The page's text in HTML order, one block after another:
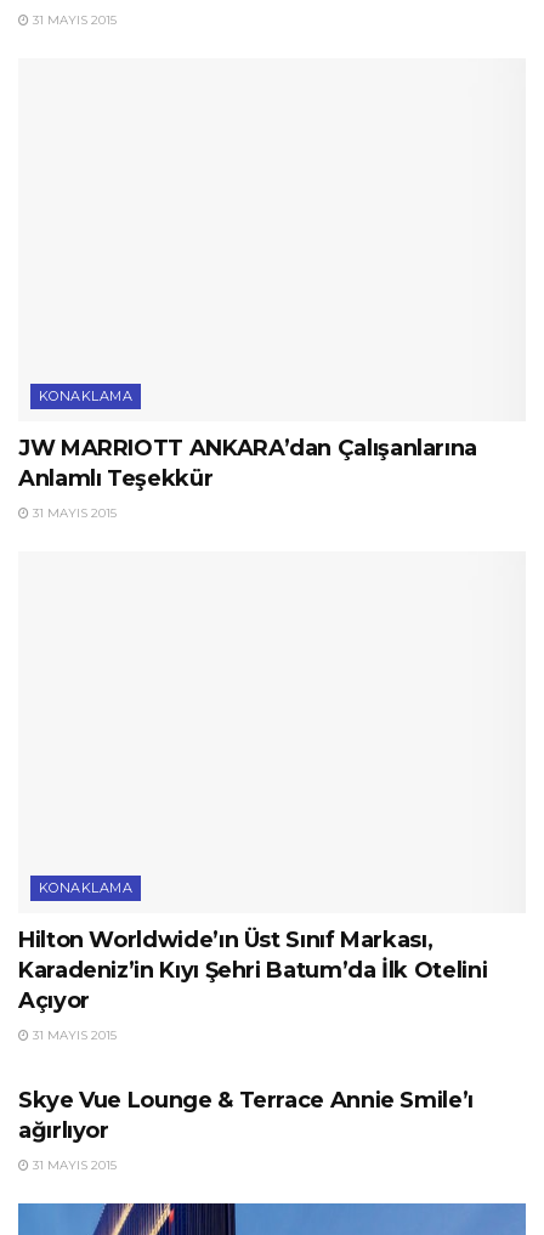
31 MAYIS 2015
KONAKLAMA
JW MARRIOTT ANKARA’dan Çalışanlarına
Anlamlı Teşekkür
31 MAYIS 2015
KONAKLAMA
Hilton Worldwide’ın Üst Sınıf Markası,
Karadeniz’in Kıyı Şehri Batum’da İlk Otelini
Açıyor
31 MAYIS 2015
Skye Vue Lounge & Terrace Annie Smile’ı
ağırlıyor
31 MAYIS 2015